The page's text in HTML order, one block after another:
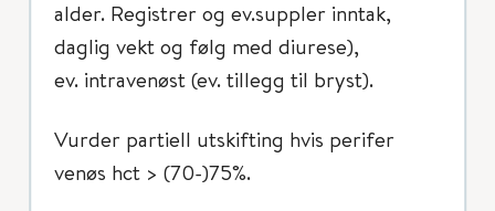
alder. Registrer og ev.suppler inntak,
daglig vekt og følg med diurese),
ev. intravenøst (ev. tillegg til bryst).
Vurder partiell utskifting hvis perifer
venøs hct > (70-)75%.